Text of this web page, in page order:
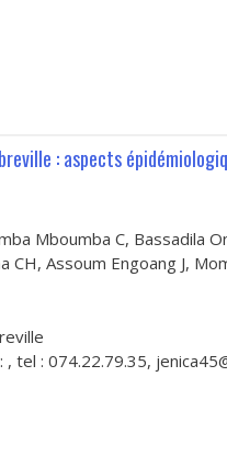
: aspects
Mboumba C, Bassadila
Assoum Engoang J,
, tel : 074.22.79.35,